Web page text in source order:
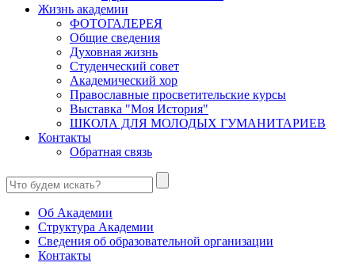
Жизнь академии
ФОТОГАЛЕРЕЯ
Общие сведения
Духовная жизнь
Студенческий совет
Академический хор
Православные просветительские курсы
Выставка "Моя История"
ШКОЛА ДЛЯ МОЛОДЫХ ГУМАНИТАРИЕВ
Контакты
Обратная связь
Об Академии
Структура Академии
Сведения об образовательной организации
Контакты